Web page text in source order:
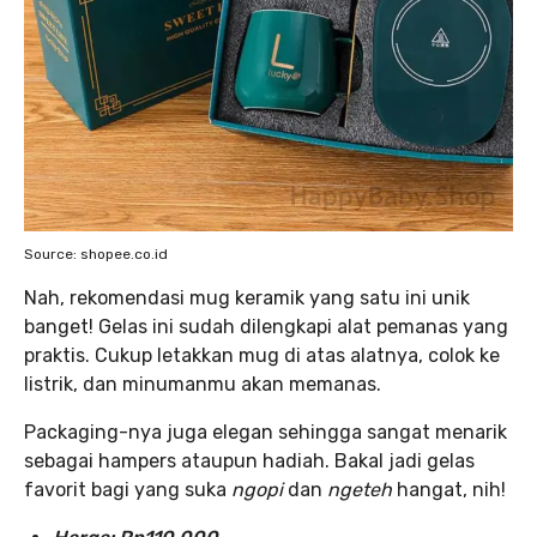
Source: shopee.co.id
Nah, rekomendasi mug keramik yang satu ini unik
banget! Gelas ini sudah dilengkapi alat pemanas yang
praktis. Cukup letakkan mug di atas alatnya, colok ke
listrik, dan minumanmu akan memanas.
Packaging-nya juga elegan sehingga sangat menarik
sebagai hampers ataupun hadiah. Bakal jadi gelas
favorit bagi yang suka ngopidan ngeteh hangat, nih!